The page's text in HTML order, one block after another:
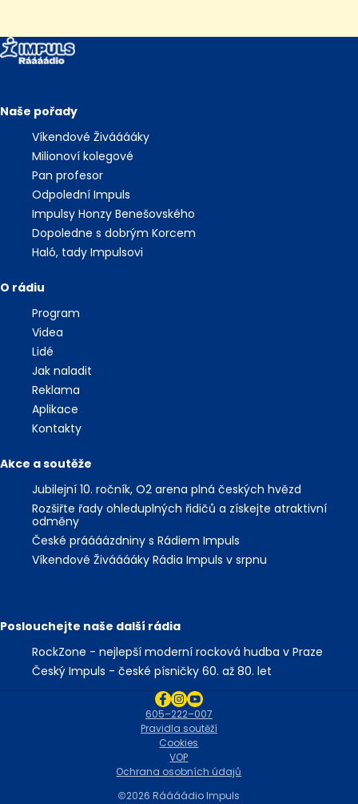
Naše pořady
Víkendové Živááááky
Milionoví kolegové
Pan profesor
Odpolední Impuls
Impulsy Honzy Benešovského
Dopoledne s dobrým Korcem
Haló, tady Impulsovi
O rádiu
Program
Videa
Lidé
Jak naladit
Reklama
Aplikace
Kontakty
Akce a soutěže
Jubilejní 10. ročník, O2 arena plná českých hvězd
Rozšiřte řady ohleduplných řidičů a získejte atraktivní
odměny
České práááázdniny s Rádiem Impuls
Víkendové Živááááky Rádia Impuls v srpnu
Poslouchejte naše další rádia
RockZone - nejlepší moderní rocková hudba v Praze
Český Impuls - české písničky 60. až 80. let
2026 Ráááádio Impuls
Ochrana osobních údajů
VOP
Cookies
Pravidla soutěží
605–222–007